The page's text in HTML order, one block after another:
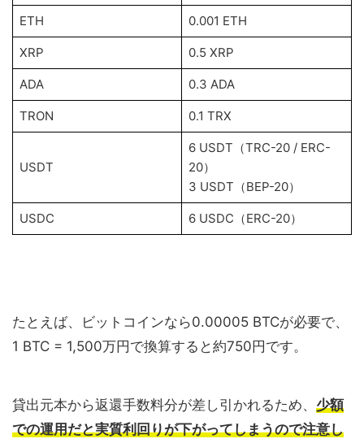
ETH 0.001 ETH
XRP 0.5 XRP
ADA 0.3 ADA
TRON 0.1 TRX
USDT
6 USDT（TRC-20 / ERC-
20）
3 USDT（BEP-20）
USDC 6 USDC（ERC-20）
たとえば、ビットコインなら0.00005 BTCが必要で、
1 BTC = 1,500万円で換算すると約750円です。
貸出元本から返還手数料分が差し引かれるため、 少額
での運用だと実質利回りが下がってしまうので注意し